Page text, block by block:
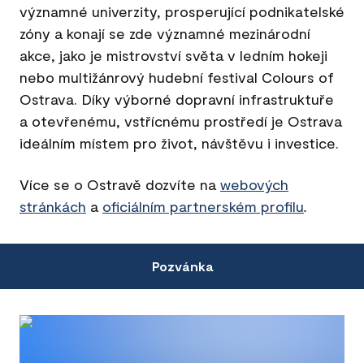
významné univerzity, prosperující podnikatelské
zóny a konají se zde významné mezinárodní
akce, jako je mistrovství světa v ledním hokeji
nebo multižánrový hudební festival Colours of
Ostrava. Díky výborné dopravní infrastruktuře
a otevřenému, vstřícnému prostředí je Ostrava
ideálním místem pro život, návštěvu i investice.
Více se o Ostravě dozvíte na webových
stránkách a oficiálním partnerském profilu.
Pozvánka